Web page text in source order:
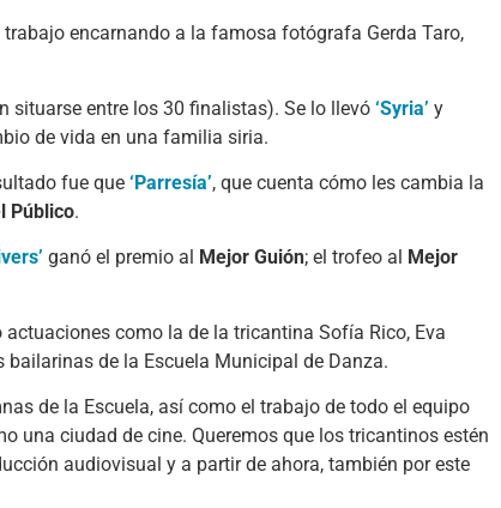
encarnando a la famosa fotógrafa Gerda Taro,
situarse entre los 30 finalistas). Se lo llevó ‘Syria’ y
de vida en una familia siria.
fue que ‘Parresía’, que cuenta cómo les cambia la
Público.
ganó el premio al Mejor Guión; el trofeo al
Mejor
como la de la tricantina Sofía Rico, Eva
bailarinas de la Escuela Municipal de Danza.
de la Escuela, así como el trabajo de todo el equipo
una ciudad de cine. Queremos que los tricantinos estén
audiovisual y a partir de ahora, también por este